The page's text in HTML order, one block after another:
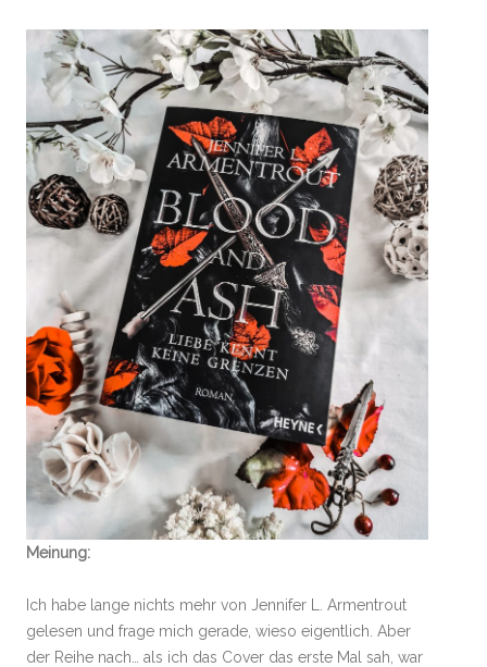
Meinung:
Ich habe lange nichts mehr von Jennifer L. Armentrout
gelesen und frage mich gerade, wieso eigentlich. Aber
der Reihe nach… als ich das Cover das erste Mal sah, war